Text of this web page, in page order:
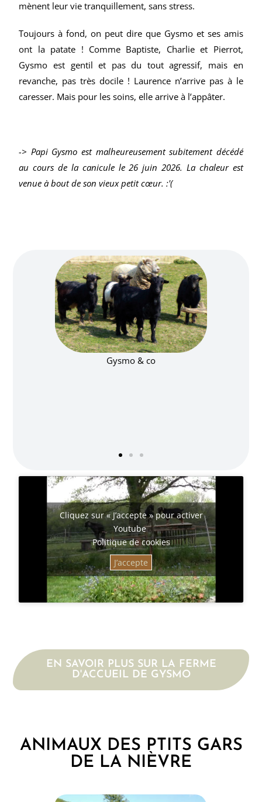
mènent leur vie tranquillement, sans stress.
Toujours à fond, on peut dire que Gysmo et ses amis
ont la patate ! Comme Baptiste, Charlie et Pierrot,
Gysmo est gentil et pas du tout agressif, mais en
revanche, pas très docile ! Laurence n’arrive pas à le
caresser. Mais pour les soins, elle arrive à l’appâter.
-> Papi Gysmo est malheureusement subitement décédé
au cours de la canicule le 26 juin 2026. La chaleur est
venue à bout de son vieux petit cœur. :'(
Cliquez sur « J’accepte » pour activer
Youtube
Politique de cookies
J’accepte
EN SAVOIR PLUS SUR LA FERME
D'ACCUEIL DE GYSMO
ANIMAUX DES PTITS GARS
DE LA NIÈVRE